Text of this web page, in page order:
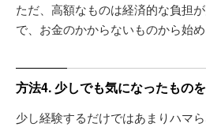
ただ、高額なものは経済的な負担
で、お金のかからないものから始め
方法4. 少しでも気になったもの
少し経験するだけではあまりハマら